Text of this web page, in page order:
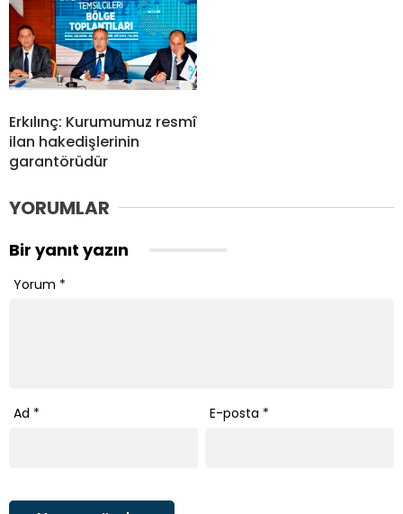
Erkılınç: Kurumumuz resmî
ilan hakedişlerinin
garantörüdür
YORUMLAR
Bir yanıt yazın
Yorum *
Ad * E-posta *